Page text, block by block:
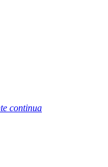
continua